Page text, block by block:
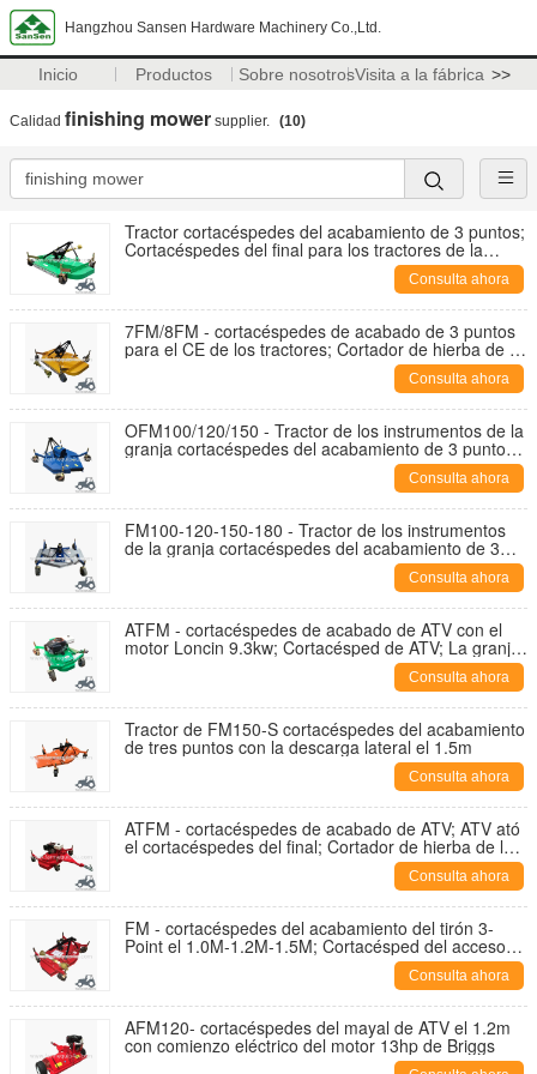
Hangzhou Sansen Hardware Machinery Co.,Ltd.
Inicio Productos Sobre nosotrosVisita a la fábrica >>
Calidad finishing mower supplier. (10)
Tractor cortacéspedes del acabamiento de 3 puntos;
Cortacéspedes del final para los tractores de la
Consulta ahora
7FM/8FM - cortacéspedes de acabado de 3 puntos
para el CE de los tractores; Cortador de hierba de la
Consulta ahora
OFM100/120/150 - Tractor de los instrumentos de la
granja cortacéspedes del acabamiento de 3 puntos;
Cortacéspedes del final del octágono para los
Consulta ahora
FM100-120-150-180 - Tractor de los instrumentos
de la granja cortacéspedes del acabamiento de 3
puntos; Cortacésped para los tractores con la
Consulta ahora
ATFM - cortacéspedes de acabado de ATV con el
motor Loncin 9.3kw; Cortacésped de ATV; La granja
ejecuta el cortacéspedes de acabadoConsulta ahora
Tractor de FM150-S cortacéspedes del acabamiento
de tres puntos con la descarga lateral el 1.5m
Consulta ahora
ATFM - cortacéspedes de acabado de ATV; ATV ató
el cortacéspedes del final; Cortador de hierba de la
Consulta ahora
FM - cortacéspedes del acabamiento del tirón 3-
Point el 1.0M-1.2M-1.5M; Cortacésped del accesorio
Consulta ahora
AFM120- cortacéspedes del mayal de ATV el 1.2m
con comienzo eléctrico del motor 13hp de Briggs